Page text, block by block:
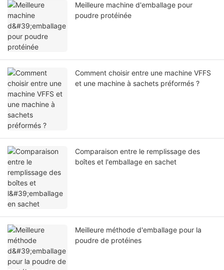
Meilleure machine d'emballage pour
poudre protéinée
Comment choisir entre une machine VFFS
et une machine à sachets préformés ?
Comparaison entre le remplissage des
boîtes et l'emballage en sachet
Meilleure méthode d'emballage pour la
poudre de protéines